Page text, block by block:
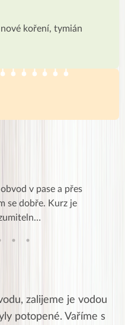
koření, tymián
v pase a přes
se dobře. Kurz je
zalijeme je vodou
potopené. Vaříme s